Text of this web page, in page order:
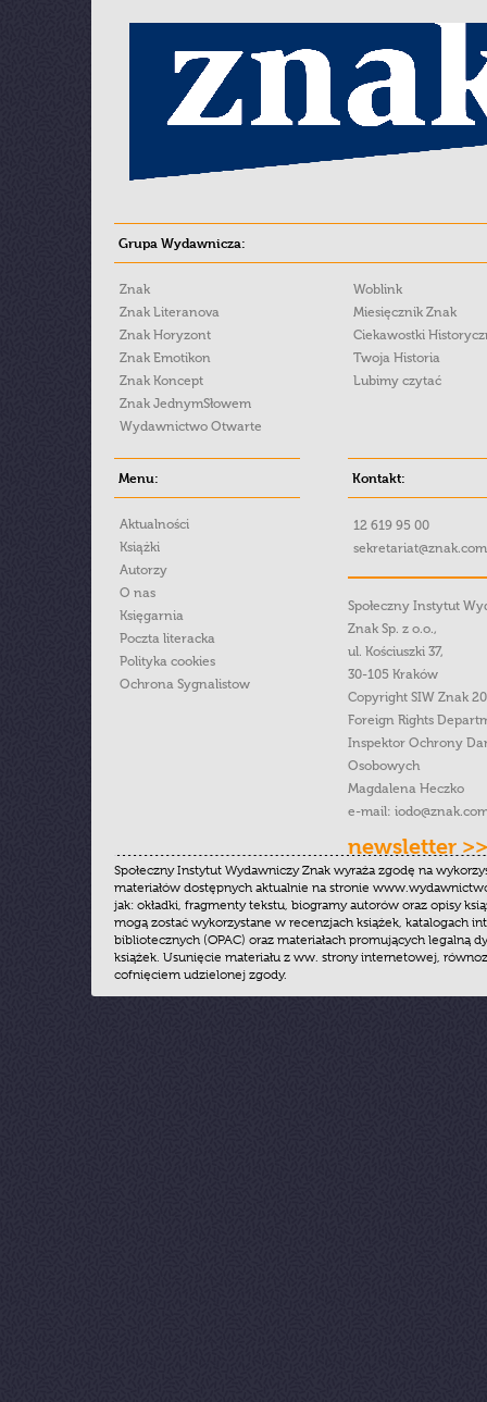
Grupa Wydawnicza:
Znak
Znak Literanova
Znak Horyzont
Znak Emotikon
Znak Koncept
Znak JednymSłowem
Wydawnictwo Otwarte
Woblink
Miesięcznik Znak
Ciekawostki
Twoja Historia
Lubimy czytać
Menu:
Aktualności
Książki
Autorzy
O nas
Księgarnia
Poczta literacka
Polityka cookies
Ochrona Sygnalistow
Kontakt:
12 619 95 00
Społeczny Instytut
Znak Sp. z o.o.,
ul. Kościuszki 37,
30-105 Kraków
Copyright SIW Znak
Foreign Rights
Inspektor Ochrony
Osobowych
Magdalena Heczko
e-mail:
newsletter >>
Społeczny Instytut Wydawniczy Znak wyraża zgodę na
materiałów dostępnych aktualnie na stronie
jak: okładki, fragmenty tekstu, biogramy autorów oraz opisy
mogą zostać wykorzystane w recenzjach książek, katalogach
bibliotecznych (OPAC) oraz materiałach promujących legalną
książek. Usunięcie materiału z ww. strony internetowej,
cofnięciem udzielonej zgody.